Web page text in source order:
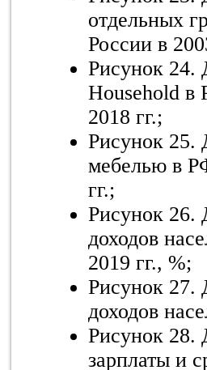
отдельных
России в
Рисунок 24.
Household в
2018 гг.;
Рисунок 25.
мебелью в
гг.;
Рисунок 26.
доходов
2019 гг., %;
Рисунок 27.
доходов
Рисунок 28.
зарплаты и